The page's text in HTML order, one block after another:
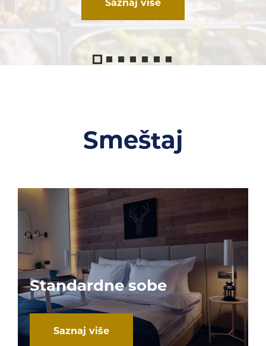
Saznaj više
Smeštaj
Standardne sobe
Saznaj više